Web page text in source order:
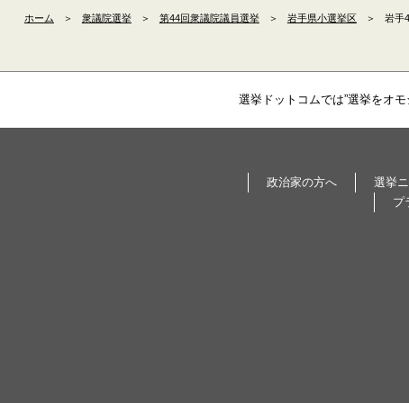
ホーム ＞ 衆議院選挙 ＞ 第44回衆議院議員選挙 ＞ 岩手県小選挙区 ＞ 岩手
選挙ドットコムでは”選挙をオ
政治家の方へ 選挙
プ